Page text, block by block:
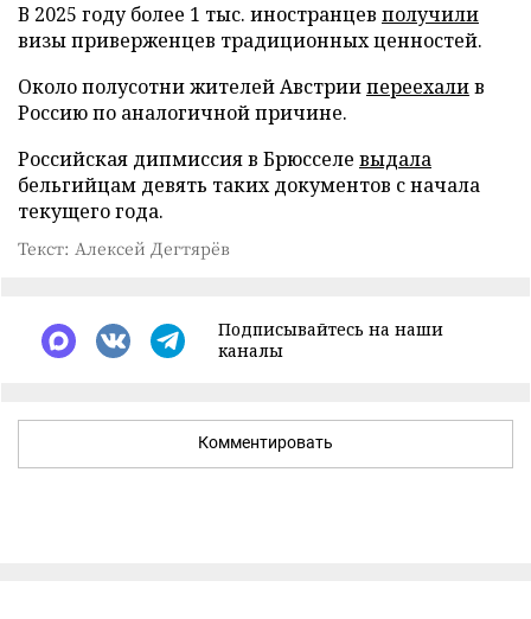
В 2025 году более 1 тыс. иностранцев получили
визы приверженцев традиционных ценностей.
Около полусотни жителей Австриипереехалив
Россию по аналогичной причине.
Российская дипмиссия в Брюсселе выдала
бельгийцам девять таких документов с начала
текущего года.
Текст: Алексей Дегтярёв
Подписывайтесь на наши
каналы
Комментировать